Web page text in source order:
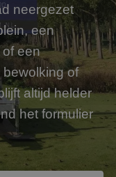
neergezet
een
een
of
altijd helder
het formulier